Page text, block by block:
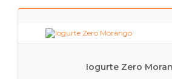
Iogurte Zero